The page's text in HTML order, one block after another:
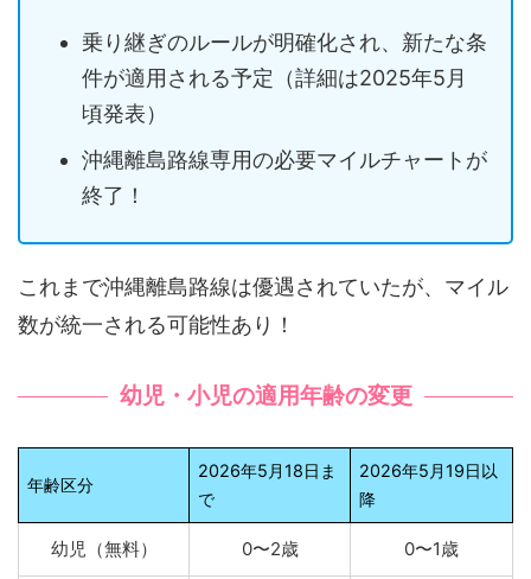
乗り継ぎのルールが明確化され、新たな条
件が適用される予定（詳細は2025年5月
頃発表）
沖縄離島路線専用の必要マイルチャートが
終了！
これまで沖縄離島路線は優遇されていたが、マイル
数が統一される可能性あり！
幼児・小児の適用年齢の変更
年齢区分
2026年5月18日ま
で
2026年5月19日以
降
幼児（無料） 0〜2歳 0〜1歳